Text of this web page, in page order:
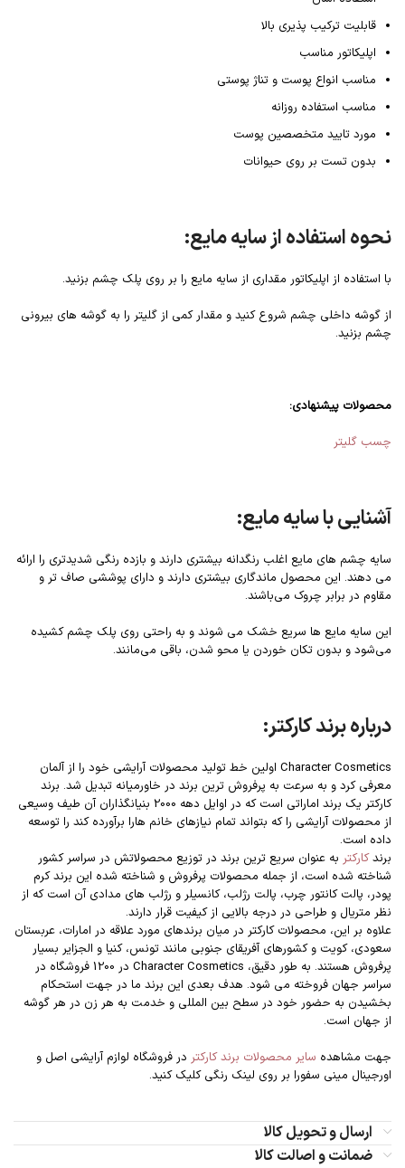
قابلیت ترکیب پذیری بالا
اپلیکاتور مناسب
مناسب انواع پوست و تناژ پوستی
مناسب استفاده روزانه
مورد تایید متخصصین پوست
بدون تست بر روی حیوانات
نحوه استفاده از سایه مایع:
با استفاده از اپلیکاتور مقداری از سایه مایع را بر روی پلک چشم بزنید.
از گوشه داخلی چشم شروع کنید و مقدار کمی از گلیتر را به گوشه های بیرونی
چشم بزنید.
محصولات پیشنهادی:
چسب گلیتر
آشنایی باسایه مایع:
سایه چشم های مایع اغلب رنگدانه بیشتری دارند و بازده رنگی شدیدتری را ارائه
می دهند. این محصول ماندگاری بیشتری دارند و دارای پوششی صاف تر و
مقاوم در برابر چروک می‌باشند.
این سایه مایع ها سریع خشک می شوند و به راحتی روی پلک چشم کشیده
می‌شود و بدون تکان خوردن یا محو شدن، باقی می‌مانند.
درباره برند کارکتر:
Character Cosmetics اولین خط تولید محصولات آرایشی خود را از آلمان
معرفی کرد و به سرعت به پرفروش ترین برند در خاورمیانه تبدیل شد. برند
کارکتر یک برند اماراتی است که در اوایل دهه 2000 بنیانگذاران آن طیف وسیعی
از محصولات آرایشی را که بتواند تمام نیازهای خانم هارا برآورده کند را توسعه
داده است.
برندکارکتر به عنوان سریع ترین برند در توزیع محصولاتش در سراسر کشور
شناخته شده است، از جمله محصولات پرفروش و شناخته شده این برند کرم
پودر، پالت کانتور چرب، پالت رژلب، کانسیلر و رژلب های مدادی آن است که از
نظر متریال و طراحی در درجه بالایی از کیفیت قرار دارند.
علاوه بر این، محصولات کارکتر در میان برندهای مورد علاقه در امارات، عربستان
سعودی، کویت و کشورهای آفریقای جنوبی مانند تونس، کنیا و الجزایر بسیار
پرفروش هستند. به طور دقیق، Character Cosmetics در 1200 فروشگاه در
سراسر جهان فروخته می شود. هدف بعدی این برند ما در جهت استحکام
بخشیدن به حضور خود در سطح بین المللی و خدمت به هر زن در هر گوشه
از جهان است.
جهت مشاهده سایر محصولات برند کارکتر در فروشگاه لوازم آرایشی اصل و
اورجینال مینی سفورا بر روی لینک رنگی کلیک کنید.
ارسال و تحویل کالا
ضمانت و اصالت کالا